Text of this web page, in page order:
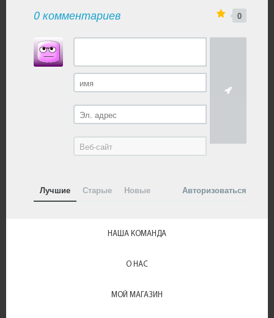
0 комментариев 0
Лучшие Старые Новые Авторизоваться
НАША КОМАНДА
О НАС
МОЙ МАГАЗИН